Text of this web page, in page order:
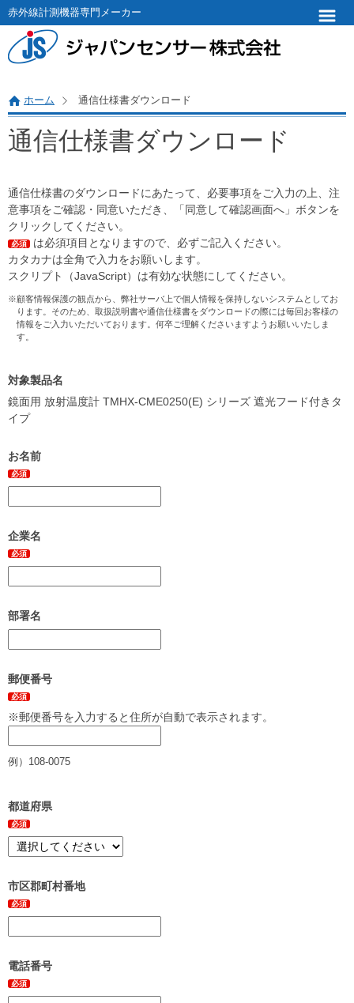
赤外線計測機器専門メーカー
ホーム 通信仕様書ダウンロード
通信仕様書ダウンロード
通信仕様書のダウンロードにあたって、必要事項をご入力の上、注
意事項をご確認・同意いただき、「同意して確認画面へ」ボタンを
クリックしてください。
必須
は必須項目となりますので、必ずご記入ください。
カタカナは全角で入力をお願いします。
スクリプト（JavaScript）は有効な状態にしてください。
※顧客情報保護の観点から、弊社サーバ上で個人情報を保持しないシステムとしてお
ります。そのため、取扱説明書や通信仕様書をダウンロードの際には毎回お客様の
情報をご入力いただいております。何卒ご理解くださいますようお願いいたしま
す。
対象製品名
鏡面用 放射温度計 TMHX-CME0250(E) シリーズ 遮光フード付きタ
イプ
お名前
必須
企業名
必須
部署名
郵便番号
必須
※郵便番号を入力すると住所が自動で表示されます。
例）108-0075
都道府県
必須
市区郡町村番地
必須
電話番号
必須